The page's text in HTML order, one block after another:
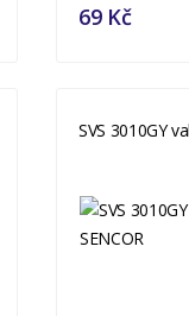
69 Kč
SVS 3010GY